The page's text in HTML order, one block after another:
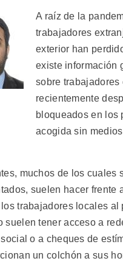
A raíz de la
trabajadores
exterior han
existe información
sobre trabajadores
recientemente
bloqueados en los
acogida sin
muchos de los cuales
suelen hacer frente
trabajadores locales al
suelen tener acceso a
o a cheques de
un colchón a sus